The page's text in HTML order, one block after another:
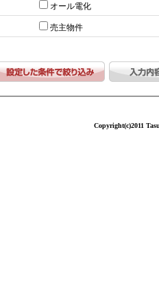
オール電化
売主物件
Copyright(c)2011